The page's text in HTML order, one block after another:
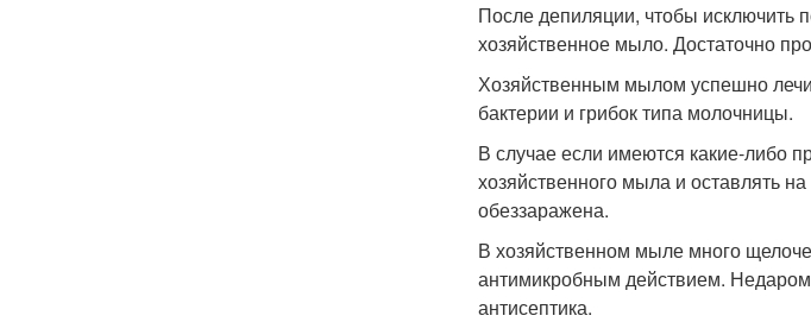
После депиляции, чтобы исключить
хозяйственное мыло. Достаточно
Хозяйственным мылом успешно
бактерии и грибок типа молочницы.
В случае если имеются какие-либо
хозяйственного мыла и оставлять
обеззаражена.
В хозяйственном мыле много
антимикробным действием.
антисептика.